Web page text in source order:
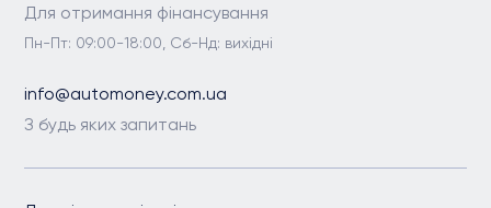
Для отримання фінансування
Пн-Пт: 09:00-18:00, Сб-Нд: вихідні
info@automoney.com.ua
З будь яких запитань